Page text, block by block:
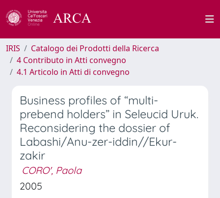
IRIS
Catalogo dei Prodotti della Ricerca
4 Contributo in Atti convegno
4.1 Articolo in Atti di convegno
Business profiles of “multi-
prebend holders” in Seleucid Uruk.
Reconsidering the dossier of
Labashi/Anu-zer-iddin//Ekur-
zakir
CORO', Paola
2005